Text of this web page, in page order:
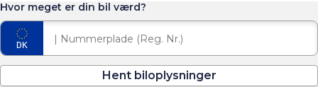
Hvor meget er din bil værd?
Hent biloplysninger